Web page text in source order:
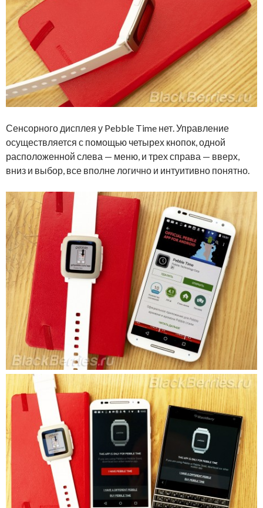
Сенсорного дисплея у Pebble Time нет. Управление
осуществляется с помощью четырех кнопок, одной
расположенной слева — меню, и трех справа — вверх,
вниз и выбор, все вполне логично и интуитивно понятно.